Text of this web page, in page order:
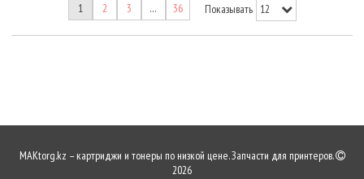
1 2 3 … 36 Показывать
MAKtorg.kz – картриджи и тонеры по низкой цене. Запчасти для принтеров.
2026